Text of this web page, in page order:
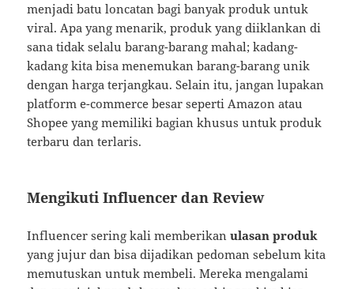
menjadi batu loncatan bagi banyak produk untuk
viral. Apa yang menarik, produk yang diiklankan di
sana tidak selalu barang-barang mahal; kadang-
kadang kita bisa menemukan barang-barang unik
dengan harga terjangkau. Selain itu, jangan lupakan
platform e-commerce besar seperti Amazon atau
Shopee yang memiliki bagian khusus untuk produk
terbaru dan terlaris.
Mengikuti Influencer dan Review
Influencer sering kali memberikanulasan produk
yang jujur dan bisa dijadikan pedoman sebelum kita
memutuskan untuk membeli. Mereka mengalami